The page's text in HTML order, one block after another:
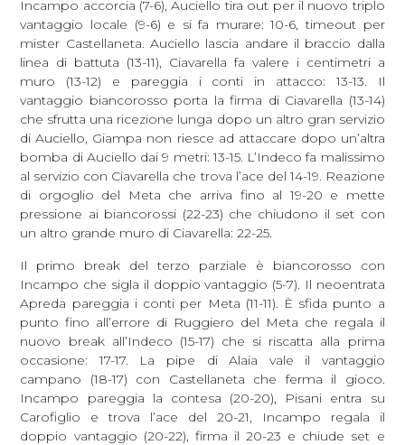
Incampo accorcia (7-6), Auciello tira out per il nuovo triplo
vantaggio locale (9-6) e si fa murare: 10-6, timeout per
mister Castellaneta. Auciello lascia andare il braccio dalla
linea di battuta (13-11), Ciavarella fa valere i centimetri a
muro (13-12) e pareggia i conti in attacco: 13-13. Il
vantaggio biancorosso porta la firma di Ciavarella (13-14)
che sfrutta una ricezione lunga dopo un altro gran servizio
di Auciello, Giampa non riesce ad attaccare dopo un’altra
bomba di Auciello dai 9 metri: 13-15. L’Indeco fa malissimo
al servizio con Ciavarella che trova l’ace del 14-19. Reazione
di orgoglio del Meta che arriva fino al 19-20 e mette
pressione ai biancorossi (22-23) che chiudono il set con
un altro grande muro di Ciavarella: 22-25.
Il primo break del terzo parziale è biancorosso con
Incampo che sigla il doppio vantaggio (5-7). Il neoentrata
Apreda pareggia i conti per Meta (11-11). È sfida punto a
punto fino all’errore di Ruggiero del Meta che regala il
nuovo break all’Indeco (15-17) che si riscatta alla prima
occasione: 17-17. La pipe di Alaia vale il vantaggio
campano (18-17) con Castellaneta che ferma il gioco.
Incampo pareggia la contesa (20-20), Pisani entra su
Carofiglio e trova l’ace del 20-21, Incampo regala il
doppio vantaggio (20-22), firma il 20-23 e chiude set e